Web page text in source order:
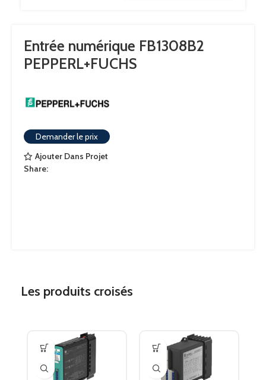
Entrée numérique FB1308B2
PEPPERL+FUCHS
Demander le prix
Ajouter Dans Projet
Share:
Les produits croisés